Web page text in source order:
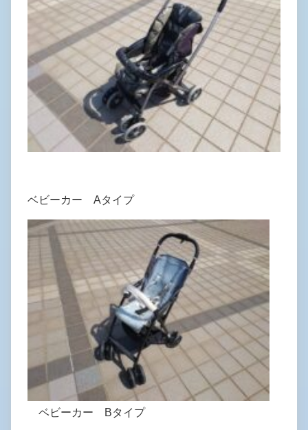
ベビーカー Aタイプ
ベビーカー Bタイプ